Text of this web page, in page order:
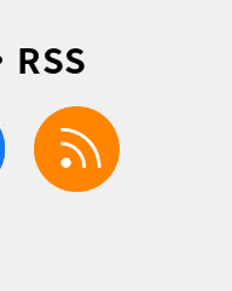
RSS
facebook